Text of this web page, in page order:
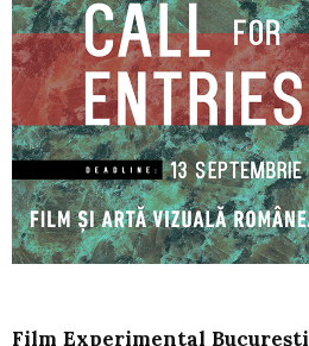
Film Experimental București